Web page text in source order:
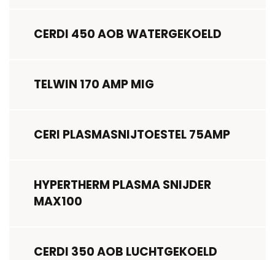
CERDI 450 AOB WATERGEKOELD
TELWIN 170 AMP MIG
CERI PLASMASNIJTOESTEL 75AMP
HYPERTHERM PLASMA SNIJDER
MAX100
CERDI 350 AOB LUCHTGEKOELD